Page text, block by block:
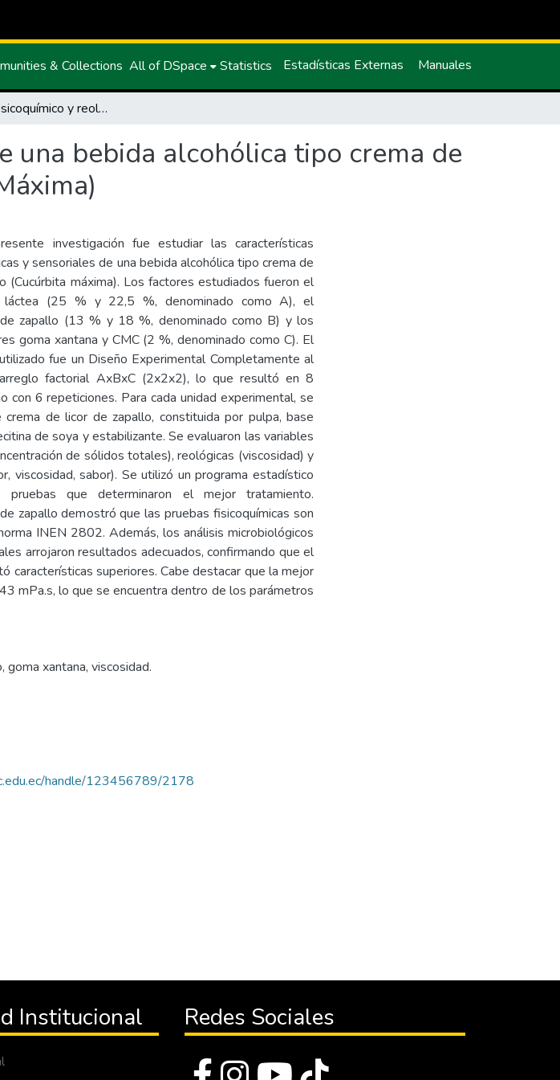
& Collections All of DSpace Statistics Estadísticas Externas Manuales
Estudio fisicoquímico y reológico de una bebida alcohólica tipo crema de licor a base de zapallo (Cucúrbita Máxima)
una bebida alcohólica tipo crema de
investigación fue estudiar las características
y sensoriales de una bebida alcohólica tipo crema de
(Cucúrbita máxima). Los factores estudiados fueron el
láctea (25 % y 22,5 %, denominado como A), el
zapallo (13 % y 18 %, denominado como B) y los
goma xantana y CMC (2 %, denominado como C). El
fue un Diseño Experimental Completamente al
factorial AxBxC (2x2x2), lo que resultó en 8
con 6 repeticiones. Para cada unidad experimental, se
de licor de zapallo, constituida por pulpa, base
de soya y estabilizante. Se evaluaron las variables
de sólidos totales), reológicas (viscosidad) y
viscosidad, sabor). Se utilizó un programa estadístico
que determinaron el mejor tratamiento.
zapallo demostró que las pruebas fisicoquímicas son
INEN 2802. Además, los análisis microbiológicos
arrojaron resultados adecuados, confirmando que el
características superiores. Cabe destacar que la mejor
mPa.s, lo que se encuentra dentro de los parámetros
goma xantana, viscosidad.
handle/123456789/2178
Institucional Redes Sociales